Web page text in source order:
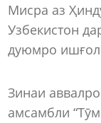
Мисра аз
Узбекистон
дуюмро
Зинаи
амсамбли